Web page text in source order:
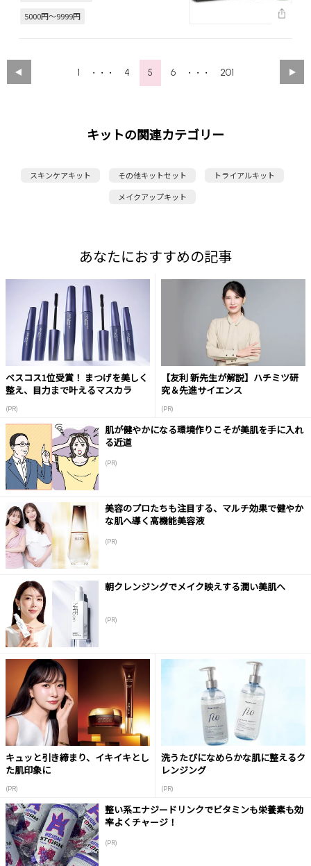
5000円～9999円
1 ・・・ 4 5 6 ・・・ 201
キットの関連カテゴリー
スキンケアキット その他キットセット
トライアルキット
メイクアップキット
あなたにおすすめの記事
ベスコス1位受賞！ まつげを美しく
整え、目力まで叶えるマスカラ
(PR)
【友利 新先生が解説】ハチミツ研
究＆先進サイエンス
(PR)
肌が健やかになる環境作りこそが美肌を手に入れ
る近道
(PR)
美容のプロたちも注目する、マルチ効果で健やか
な肌へ導く高機能美容液
(PR)
朝クレンジングでメイク映えする潤い美肌へ
(PR)
キュッと引き締まり、イキイキとし
た肌印象に
(PR)
洗うたびになめらかな肌に整えるク
レンジング
(PR)
整い系エナジードリンクでビタミンも栄養素も効
率よくチャージ！
(PR)